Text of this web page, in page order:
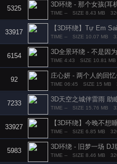
5325
3D环绕 - 那个女孩(耳
TIME -- SIZE 8.43 MB
33917
【3D环绕】Tự Em
TIME -- SIZE 10.07 MB
6154
3D全景环绕 - 不是因
TIME 4:43 SIZE 10.81 MB
92
庄心妍 - 两个人的回
TIME 06:45 SIZE 15 MB
7233
3D天空之城伴雷雨 助
TIME -- SIZE 15.76 MB
33927
【3D环绕】今晚不想
TIME -- SIZE 6.85 MB
5983
3D环绕 - 旧梦一场 DJ
TIME -- SIZE 8.46 MB